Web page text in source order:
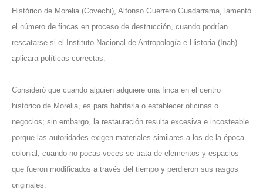
Histórico de Morelia (Covechi), Alfonso Guerrero Guadarrama, lamentó
el número de fincas en proceso de destrucción, cuando podrían
rescatarse si el Instituto Nacional de Antropología e Historia (Inah)
aplicara políticas correctas.
Consideró que cuando alguien adquiere una finca en el centro
histórico de Morelia, es para habitarla o establecer oficinas o
negocios; sin embargo, la restauración resulta excesiva e incosteable
porque las autoridades exigen materiales similares a los de la época
colonial, cuando no pocas veces se trata de elementos y espacios
que fueron modificados a través del tiempo y perdieron sus rasgos
originales.